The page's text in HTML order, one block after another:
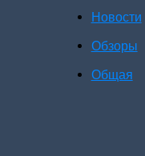
Новости
Обзоры
Общая